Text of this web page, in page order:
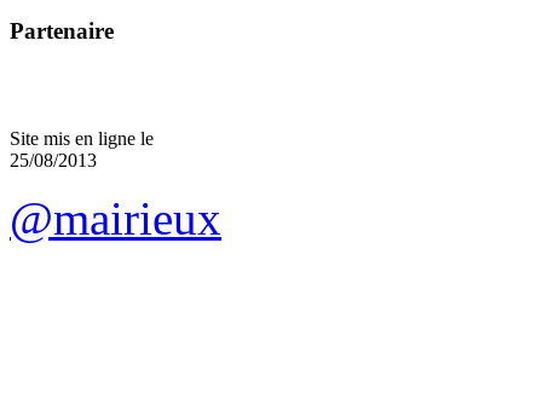
Partenaire
Site mis en ligne le
25/08/2013
@mairieux